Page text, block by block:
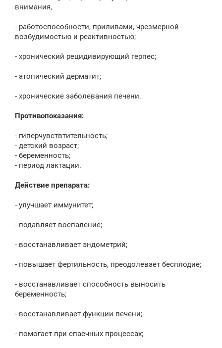
внимания,
- работоспособности, приливами, чрезмерной
возбудимостью и реактивностью;
- хронический рецидивирующий герпес;
- атопический дерматит;
- хронические заболевания печени.
Противопоказания:
- гиперчувствтительность;
- детский возраст;
- беременность;
- период лактации.
Действие препарата:
- улучшает иммунитет;
- подавляет воспаление;
- восстанавливает эндометрий;
- повышает фертильность, преодолевает бесплодие;
- восстанавливает способность выносить
беременность;
- восстанавливает функции печени;
- помогает при спаечных процессах;